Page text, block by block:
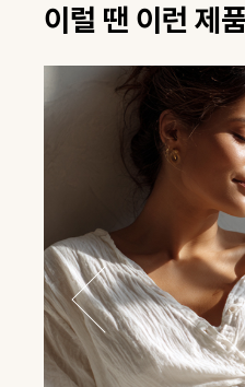
이럴 땐 이런 제